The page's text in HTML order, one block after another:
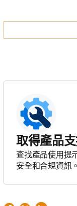
取得產品
查找產品使用提
安全和合規資訊。